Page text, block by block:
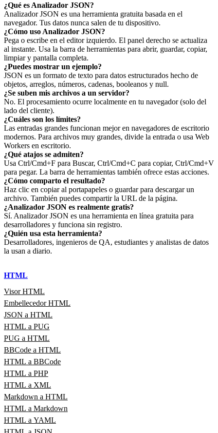
¿Qué es Analizador JSON?
Analizador JSON es una herramienta gratuita basada en el
navegador. Tus datos nunca salen de tu dispositivo.
¿Cómo uso Analizador JSON?
Pega o escribe en el editor izquierdo. El panel derecho se actualiza
al instante. Usa la barra de herramientas para abrir, guardar, copiar,
limpiar y pantalla completa.
¿Puedes mostrar un ejemplo?
JSON es un formato de texto para datos estructurados hecho de
objetos, arreglos, números, cadenas, booleanos y null.
¿Se suben mis archivos a un servidor?
No. El procesamiento ocurre localmente en tu navegador (solo del
lado del cliente).
¿Cuáles son los límites?
Las entradas grandes funcionan mejor en navegadores de escritorio
modernos. Para archivos muy grandes, divide la entrada o usa Web
Workers en escritorio.
¿Qué atajos se admiten?
Usa Ctrl/Cmd+F para Buscar, Ctrl/Cmd+C para copiar, Ctrl/Cmd+V
para pegar. La barra de herramientas también ofrece estas acciones.
¿Cómo comparto el resultado?
Haz clic en copiar al portapapeles o guardar para descargar un
archivo. También puedes compartir la URL de la página.
¿Analizador JSON es realmente gratis?
Sí. Analizador JSON es una herramienta en línea gratuita para
desarrolladores y funciona sin registro.
¿Quién usa esta herramienta?
Desarrolladores, ingenieros de QA, estudiantes y analistas de datos
la usan a diario.
HTML
Visor HTML
Embellecedor HTML
JSON a HTML
HTML a PUG
PUG a HTML
BBCode a HTML
HTML a BBCode
HTML a PHP
HTML a XML
Markdown a HTML
HTML a Markdown
HTML a YAML